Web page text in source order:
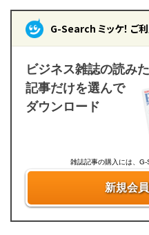
G-Search ミッケ！ ご
ビジネス雑誌の読み
記事だけを選んで
ダウンロード
雑誌記事の購入には、
新規会